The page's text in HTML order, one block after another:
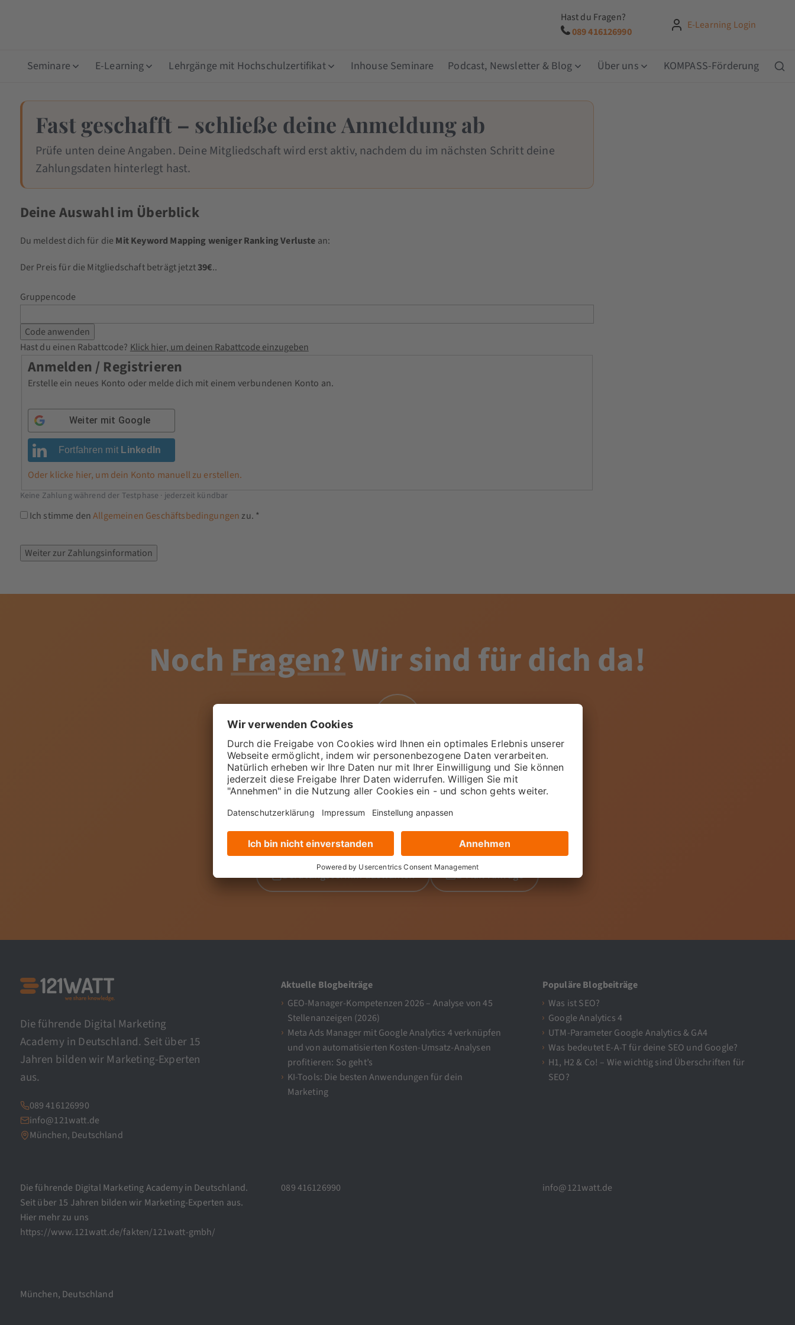
Hast du Fragen?
089 416126990
E-Learning Login
Seminare E-Learning Lehrgänge mit Hochschulzertifikat Inhouse Seminare Podcast, Newsletter & Blog Über uns KOMPASS-Förderung
Fast geschafft – schließe deine Anmeldung ab
Prüfe unten deine Angaben. Deine Mitgliedschaft wird erst aktiv, nachdem du im nächsten Schritt deine
Zahlungsdaten hinterlegt hast.
Deine Auswahl im Überblick
Du meldest dich für die Mit Keyword Mapping weniger Ranking Verluste an:
Der Preis für die Mitgliedschaft beträgt jetzt39€..
Gruppencode
Hast du einen Rabattcode? Klick hier, um deinen Rabattcode einzugeben
Anmelden / Registrieren
Erstelle ein neues Konto oder melde dich mit einem verbundenen Konto an.
Weiter mit Google
Fortfahren mit LinkedIn
Oder klicke hier, um dein Konto manuell zu erstellen.
Keine Zahlung während der Testphase · jederzeit kündbar
Ich stimme denAllgemeinen Geschäftsbedingungenzu. *
NochFragen?Wir sind für dich da!
Luca Seeor
Wähle deine bevorzugte Kontaktmethode oder nutze unser Formular. Wir
melden uns schnellstmöglich bei dir.
Erreichbar montags bis freitags, 09:00 – 17:00 Uhr unter+49 89 416126990
Beratungstermin auswählen E-Mail-Anfrage
Die führende Digital Marketing
Academy in Deutschland. Seit über 15
Jahren bilden wir Marketing-Experten
aus.
089 416126990
info@121watt.de
München, Deutschland
Aktuelle Blogbeiträge
GEO-Manager-Kompetenzen 2026 – Analyse von 45
Stellenanzeigen (2026)
Meta Ads Manager mit Google Analytics 4 verknüpfen
und von automatisierten Kosten-Umsatz-Analysen
profitieren: So geht’s
KI-Tools: Die besten Anwendungen für dein
Marketing
Populäre Blogbeiträge
Was ist SEO?
Google Analytics 4
UTM-Parameter Google Analytics & GA4
Was bedeutet E-A-T für deine SEO und Google?
H1, H2 & Co! – Wie wichtig sind Überschriften für
SEO?
Die führende Digital Marketing Academy in Deutschland.
Seit über 15 Jahren bilden wir Marketing-Experten aus.
Hier mehr zu uns
https://www.121watt.de/fakten/121watt-gmbh/
089 416126990 info@121watt.de
München, Deutschland